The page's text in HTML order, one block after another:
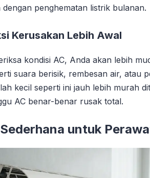
penghematan listrik bulanan.
Kerusakan Lebih Awal
kondisi AC, Anda akan lebih
suara berisik, rembesan air, atau
kecil seperti ini jauh lebih murah
AC benar-benar rusak total.
untuk